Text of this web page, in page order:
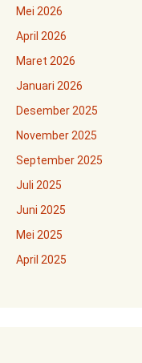
Mei 2026
April 2026
Maret 2026
Januari 2026
Desember 2025
November 2025
September 2025
Juli 2025
Juni 2025
Mei 2025
April 2025